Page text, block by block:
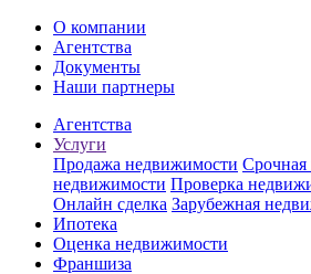
О компании
Агентства
Документы
Наши партнеры
Агентства
Услуги
Продажа недвижимости Срочная
недвижимости Проверка
Онлайн сделка Зарубежная
Ипотека
Оценка недвижимости
Франшиза